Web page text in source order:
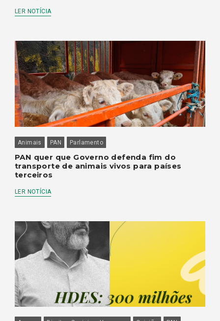
LER NOTÍCIA
Animais PAN Parlamento
PAN quer que Governo defenda fim do
transporte de animais vivos para países
terceiros
LER NOTÍCIA